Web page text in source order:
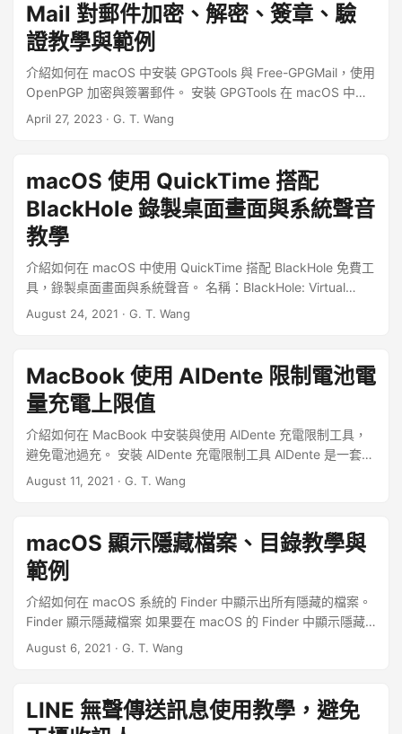
Mail 對郵件加密、解密、簽章、驗
證教學與範例
介紹如何在 macOS 中安裝 GPGTools 與 Free-GPGMail，使用
OpenPGP 加密與簽署郵件。 安裝 GPGTools 在 macOS 中若
要使用 GnuPG，可以安裝 GPGTools，其包含了許多實用的工
方便。 ...
April 27, 2023 · G. T. Wang
macOS 使用 QuickTime 搭配
BlackHole 錄製桌面畫面與系統聲音
教學
介紹如何在 macOS 中使用 QuickTime 搭配 BlackHole 免費工
具，錄製桌面畫面與系統聲音。 名稱：BlackHole: Virtual
Audio Driver 虛擬音效驅動程式 網址：
GitHub 網站，點選「Download Installer」，下載 BlackHole
虛擬音效驅動程式。 ...
August 24, 2021 · G. T. Wang
MacBook 使用 AlDente 限制電池電
量充電上限值
介紹如何在 MacBook 中安裝與使用 AlDente 充電限制工具，
避免電池過充。 安裝 AlDente 充電限制工具 AlDente 是一套開
放原始碼的免費充電控制工具，可以用來限制 MacBook 的電
August 11, 2021 · G. T. Wang
macOS 顯示隱藏檔案、目錄教學與
範例
介紹如何在 macOS 系統的 Finder 中顯示出所有隱藏的檔案。
Finder 顯示隱藏檔案 如果要在 macOS 的 Finder 中顯示隱藏
檔案，可以按下 Command + Shift + . 快速鍵，以下是操作步
August 6, 2021 · G. T. Wang
LINE 無聲傳送訊息使用教學，避免